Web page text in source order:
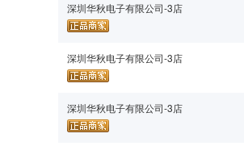
深圳华秋电子有限公司-3店
深圳华秋电子有限公司-3店
深圳华秋电子有限公司-3店